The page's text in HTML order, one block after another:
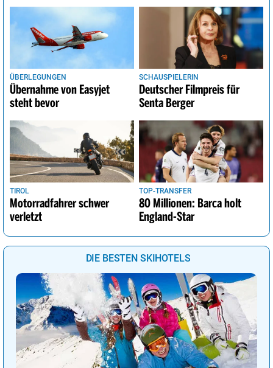
ÜBERLEGUNGEN
Übernahme von Easyjet
steht bevor
SCHAUSPIELERIN
Deutscher Filmpreis für
Senta Berger
TIROL
Motorradfahrer schwer
verletzt
TOP-TRANSFER
80 Millionen: Barca holt
England-Star
DIE BESTEN SKIHOTELS